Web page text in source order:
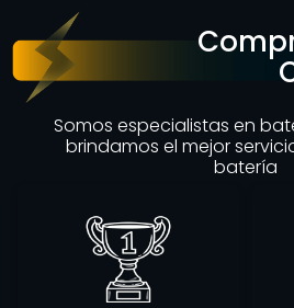
Somos especialistas en
brindamos el mejor
batería